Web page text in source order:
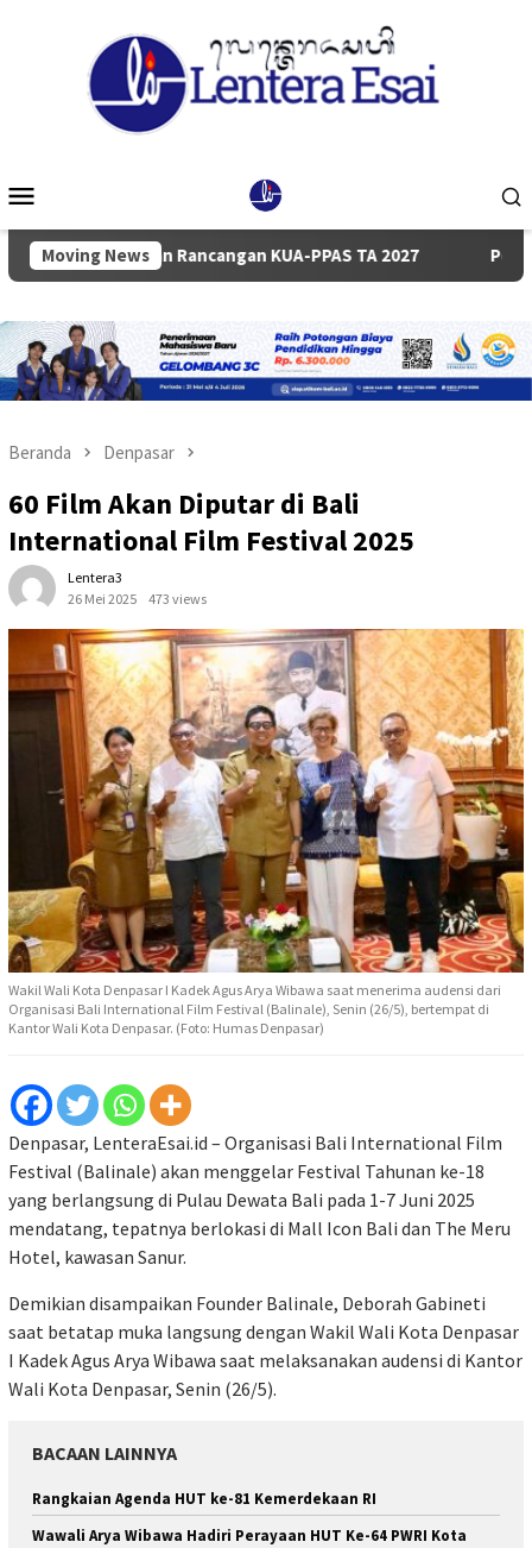
Mobile
Moving News
Rancangan KUA-PPAS TA 2027 Pemkab dan
Beranda Denpasar
60 Film Akan Diputar di Bali
International Film Festival 2025
Lentera3
26 Mei 2025
473 views
Wakil Wali Kota Denpasar I Kadek Agus Arya Wibawa saat menerima audensi dari
Organisasi Bali International Film Festival (Balinale), Senin (26/5), bertempat di
Kantor Wali Kota Denpasar. (Foto: Humas Denpasar)
Denpasar, LenteraEsai.id – Organisasi Bali International Film
Festival (Balinale) akan menggelar Festival Tahunan ke-18
yang berlangsung di Pulau Dewata Bali pada 1-7 Juni 2025
mendatang, tepatnya berlokasi di Mall Icon Bali dan The Meru
Hotel, kawasan Sanur.
Demikian disampaikan Founder Balinale, Deborah Gabineti
saat betatap muka langsung dengan Wakil Wali Kota Denpasar
I Kadek Agus Arya Wibawa saat melaksanakan audensi di Kantor
Wali Kota Denpasar, Senin (26/5).
BACAAN LAINNYA
Rangkaian Agenda HUT ke-81 Kemerdekaan RI
Wawali Arya Wibawa Hadiri Perayaan HUT Ke-64 PWRI Kota